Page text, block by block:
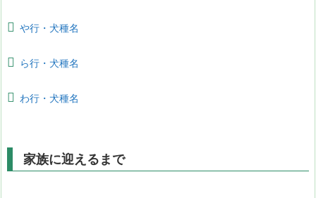
や行・犬種名
ら行・犬種名
わ行・犬種名
家族に迎えるまで